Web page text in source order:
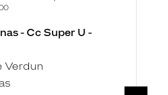
- Cc Super U -
Verdun